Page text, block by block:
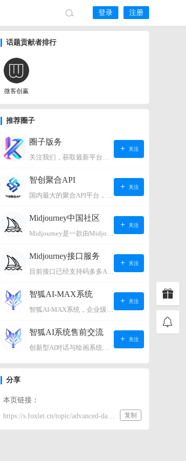
登录 注册
话题贡献者排行
微客创赢
推荐圈子
圈子版务
关注我们，获取最新平台动态。
关注
智创聚合API
国内最大的聚合API平台，支持OpenAI、阿里、智谱、360、讯飞、百度等国内外大语言模型。https://s.lconai.com/
关注
Midjourney中国社区
Midjourney是一款由Midjourney有限公司开发的数字艺术工具软件，具有生成虚拟世界的强大能力，可根据用户输入的文字或语音在虚拟世界中生成对应场景，使用户能够探索和创造自己的数字艺术作品。
关注
Midjourney接口服务
目前接口已经支持码多多AI系统、小狐狸AI系统，如需其它接口请联系微信客服：lonconst
关注
智狐AI-MAX系统
智狐AI-MAX系统，企业级AI知识库，可以进行AI对话、AI应用，拥有强大的第三方对接能力。适用企业智能客服、企业智能文档、专家顾问助理等多种企业级商业场景，具有较大的商业使用价值。 如需购买请联系客服微信：lonconst
关注
智狐AI系统售前交流
创新型AI对话与绘画系统（非官方） 如需购买请联系微信客服：lonconst
关注
分享
本页链接：
https://s.foxlet.cn/topic/advanced-database-cleaner-pro 复制